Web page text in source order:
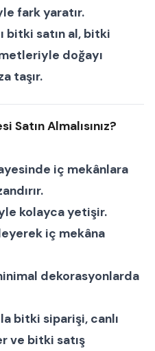
fark yaratır.
bitki satın al, bitki
doğayı
taşır.
Almalısınız?
iç mekânlara
kolayca yetişir.
iç mekâna
dekorasyonlarda
bitki siparişi, canlı
ve bitki satış